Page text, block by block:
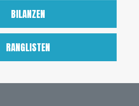
BILANZEN
RANGLISTEN